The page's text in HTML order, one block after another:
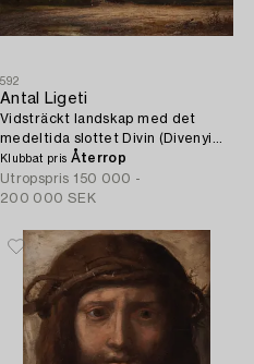
592
Antal Ligeti
Vidsträckt landskap med det
medeltida slottet Divin (Divenyi
Kastély), Slovakien.
Klubbat pris Återrop
Utropspris 150 000 -
200 000 SEK